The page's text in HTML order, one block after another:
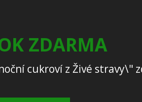
ZDARMA
cukroví z Živé stravy\"